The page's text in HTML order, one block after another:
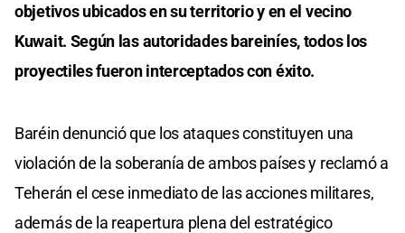
objetivos ubicados en su territorio y en el vecino
Kuwait. Según las autoridades bareiníes, todos los
proyectiles fueron interceptados con éxito.
Baréin denunció que los ataques constituyen una
violación de la soberanía de ambos países y reclamó a
Teherán el cese inmediato de las acciones militares,
además de la reapertura plena del estratégico